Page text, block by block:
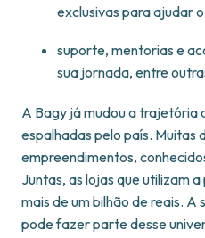
exclusivas para ajudar
suporte, mentorias e
sua jornada, entre
A Bagy já mudou a trajetória
espalhadas pelo país. Muitas
empreendimentos,
Juntas, as lojas que utilizam
mais de um bilhão de reais. A
pode fazer parte desse